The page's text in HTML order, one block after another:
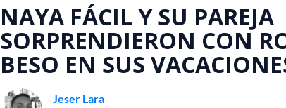
NAYA FÁCIL Y SU PAREJA
SORPRENDIERON CON
BESO EN SUS
Jeser Lara